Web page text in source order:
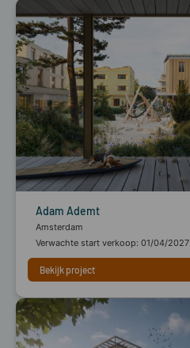
Adam Ademt
Amsterdam
Verwachte start verkoop: 01/04/2027
Bekijk project